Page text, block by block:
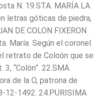
N. 19.STA. MARÍA LA
letras góticas de piedra,
DE COLON FIXERON
María. Según el coronel
retrato de Coloón que se
“Colón”. 22.SMA.
de la O, patrona de
12-1492. 24.PURISIMA